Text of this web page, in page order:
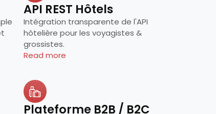
API REST Hôtels
Intégration transparente de l'API
hôtelière pour les voyagistes &
grossistes.
Read more
Plateforme B2B / B2C